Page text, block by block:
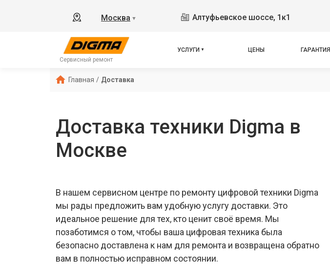
Москва ▼ Алтуфьевское шоссе, 1к1
Сервисный ремонт
УСЛУГИ ЦЕНЫ ГАРАНТИЯ
Главная / Доставка
Доставка техники Digma в
Москве
В нашем сервисном центре по ремонту цифровой техники Digma
мы рады предложить вам удобную услугу доставки. Это
идеальное решение для тех, кто ценит своё время. Мы
позаботимся о том, чтобы ваша цифровая техника была
безопасно доставлена к нам для ремонта и возвращена обратно
вам в полностью исправном состоянии.